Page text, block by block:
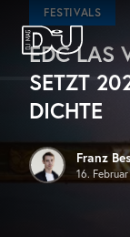
Zum Hauptinhalt
DJ Mag Germany
FESTIVALS
EDC LAS
SETZT
DICHTE
Franz
16.